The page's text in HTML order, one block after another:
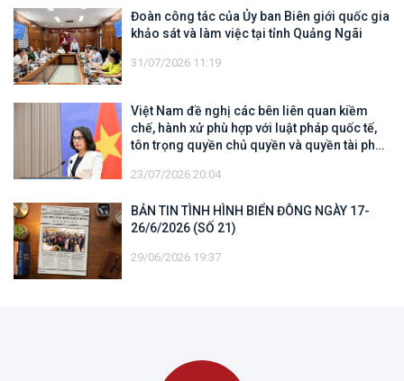
Đoàn công tác của Ủy ban Biên giới quốc gia
khảo sát và làm việc tại tỉnh Quảng Ngãi
31/07/2026 11:19
Việt Nam đề nghị các bên liên quan kiềm
chế, hành xử phù hợp với luật pháp quốc tế,
tôn trọng quyền chủ quyền và quyền tài phán
địa của quốc gia ven biển
23/07/2026 20:04
BẢN TIN TÌNH HÌNH BIỂN ĐÔNG NGÀY 17-
26/6/2026 (SỐ 21)
29/06/2026 19:37